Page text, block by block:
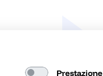
Prestazione